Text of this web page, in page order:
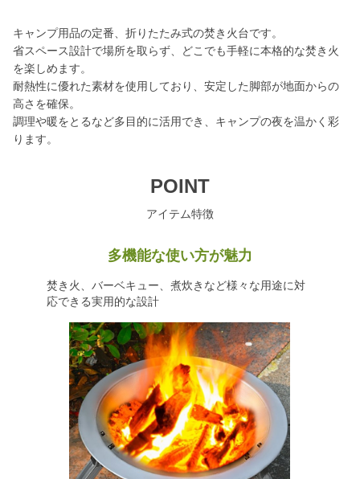
キャンプ用品の定番、折りたたみ式の焚き火台です。
省スペース設計で場所を取らず、どこでも手軽に本格的な焚き火
を楽しめます。
耐熱性に優れた素材を使用しており、安定した脚部が地面からの
高さを確保。
調理や暖をとるなど多目的に活用でき、キャンプの夜を温かく彩
ります。
POINT
アイテム特徴
多機能な使い方が魅力
焚き火、バーベキュー、煮炊きなど様々な用途に対
応できる実用的な設計